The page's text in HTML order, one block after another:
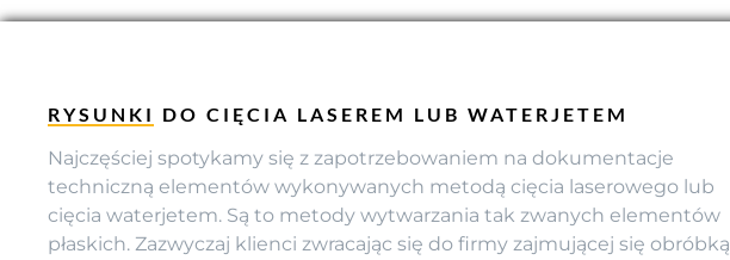
RYSUNKI DO CIĘCIA LASEREM LUB WATERJETEM
Najczęściej spotykamy się z zapotrzebowaniem na dokumentacje
techniczną elementów wykonywanych metodą cięcia laserowego lub
cięcia waterjetem. Są to metody wytwarzania tak zwanych elementów
płaskich. Zazwyczaj klienci zwracając się do firmy zajmującej się obróbką